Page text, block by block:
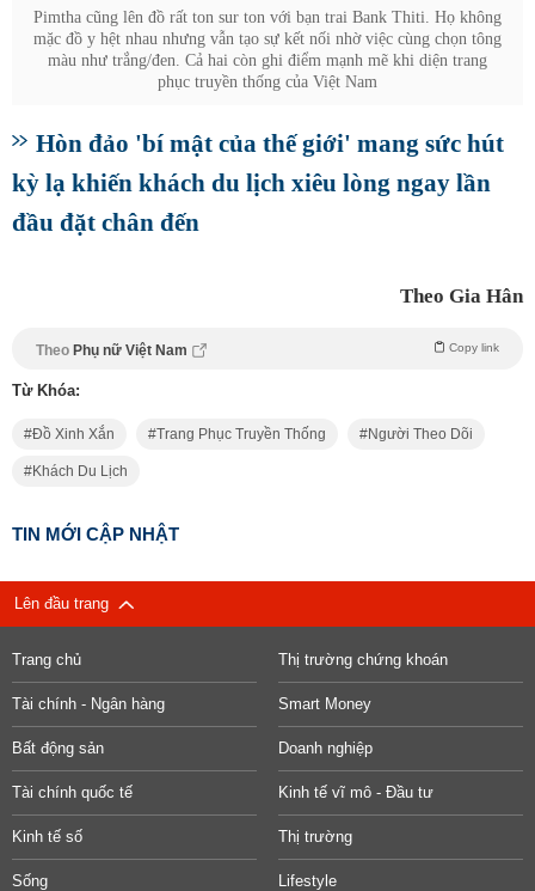
Pimtha cũng lên đồ rất ton sur ton với bạn trai Bank Thiti. Họ không
mặc đồ y hệt nhau nhưng vẫn tạo sự kết nối nhờ việc cùng chọn tông
màu như trắng/đen. Cả hai còn ghi điểm mạnh mẽ khi diện trang
phục truyền thống của Việt Nam
Hòn đảo 'bí mật của thế giới' mang sức hút
kỳ lạ khiến khách du lịch xiêu lòng ngay lần
đầu đặt chân đến
Theo Gia Hân
Theo Phụ nữ Việt Nam Copy link
Từ Khóa:
Đồ Xinh Xắn Trang Phục Truyền Thống Người Theo Dõi
Khách Du Lịch
TIN MỚI CẬP NHẬT
Lên đầu trang
Trang chủ Thị trường chứng khoán
Tài chính - Ngân hàng Smart Money
Bất động sản Doanh nghiệp
Tài chính quốc tế Kinh tế vĩ mô - Đầu tư
Kinh tế số Thị trường
Sống Lifestyle